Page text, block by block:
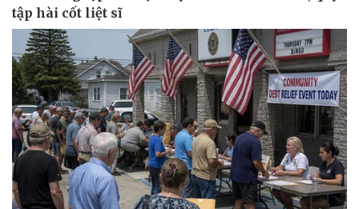
Vụ án
Tin nóng
Tư vấn luật
Việt Nam
Phân tích